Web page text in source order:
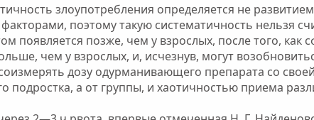
злоупотребления определяется не
поэтому такую систематичность нельзя
появляется позже, чем у взрослых, после того,
чем у взрослых, и, исчезнув, могут
дозу одурманивающего препарата со
подростка, а от группы, и хаотичностью приема